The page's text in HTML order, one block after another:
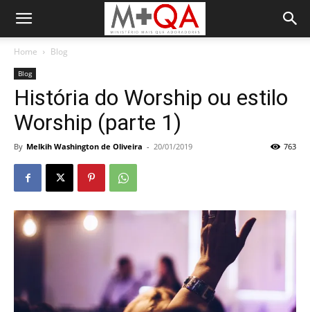
Home Blog
Blog
História do Worship ou estilo
Worship (parte 1)
By Melkih Washington de Oliveira - 20/01/2019 763